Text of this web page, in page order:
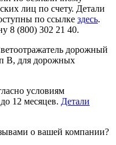
лиц по счету. Детали
по ссылке здесь.
8 (800) 302 21 40.
дорожный
В, для дорожных
условиям
12 месяцев. Детали
о вашей компании?